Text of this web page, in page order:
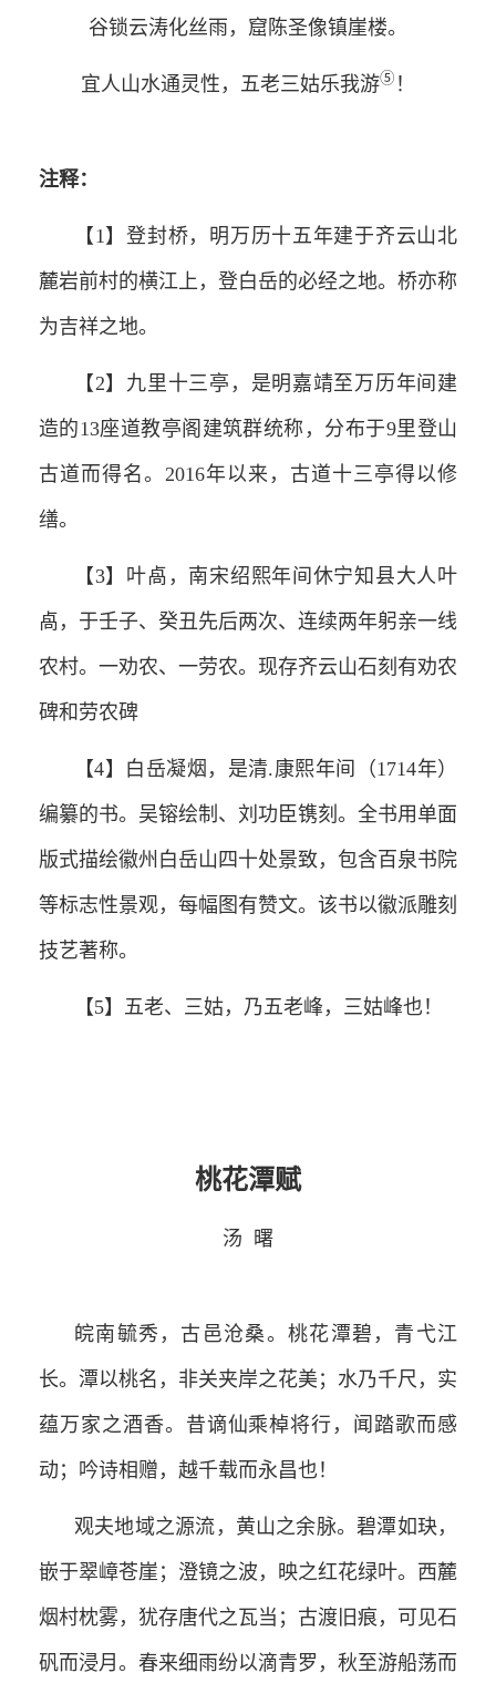
谷锁云涛化丝雨，窟陈圣像镇崖楼。
宜人山水通灵性，五老三姑乐我游⑤ ！
注释：
【1】登封桥，明万历十五年建于齐云山北
麓岩前村的横江上，登白岳的必经之地。桥亦称
为吉祥之地。
【2】九里十三亭，是明嘉靖至万历年间建
造的13座道教亭阁建筑群统称，分布于9里登山
古道而得名。2016年以来，古道十三亭得以修
缮。
【3】叶卨，南宋绍熙年间休宁知县大人叶
卨，于壬子、癸丑先后两次、连续两年躬亲一线
农村。一劝农、一劳农。现存齐云山石刻有劝农
碑和劳农碑
【4】白岳凝烟，是清.康熙年间（1714年）
编纂的书。吴镕绘制、刘功臣镌刻。全书用单面
版式描绘徽州白岳山四十处景致，包含百泉书院
等标志性景观，每幅图有赞文。该书以徽派雕刻
技艺著称。
【5】五老、三姑，乃五老峰，三姑峰也！
桃花潭赋
汤 曙
皖南毓秀，古邑沧桑。桃花潭碧，青弋江
长。潭以桃名，非关夹岸之花美；水乃千尺，实
蕴万家之酒香。昔谪仙乘棹将行，闻踏歌而感
动；吟诗相赠，越千载而永昌也！
观夫地域之源流，黄山之余脉。碧潭如玦，
嵌于翠嶂苍崖；澄镜之波，映之红花绿叶。西麓
烟村枕雾，犹存唐代之瓦当；古渡旧痕，可见石
矾而浸月。春来细雨纷以滴青罗，秋至游船荡而